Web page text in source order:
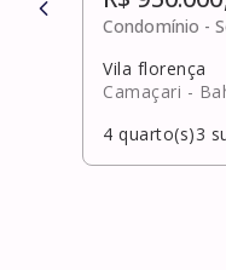
Condomínio -
Vila florença
Camaçari -
4 quarto(s)3